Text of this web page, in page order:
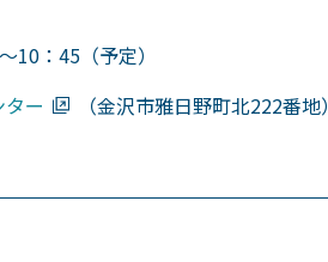
：45（予定）
ー （金沢市雅日野町北222番地）